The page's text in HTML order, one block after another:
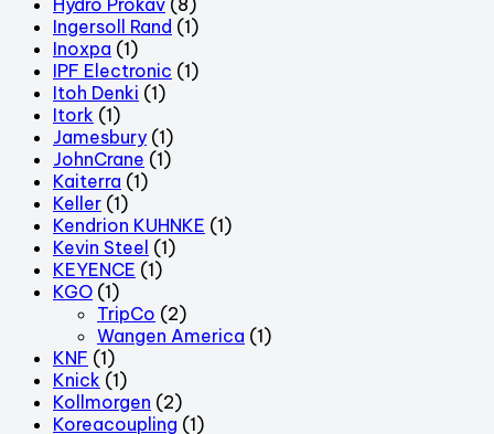
Ingersoll Rand (1)
Inoxpa (1)
IPF Electronic (1)
Itoh Denki (1)
Itork (1)
Jamesbury (1)
JohnCrane (1)
Kaiterra (1)
Keller (1)
Kendrion KUHNKE (1)
Kevin Steel (1)
KEYENCE (1)
KGO (1)
TripCo (2)
Wangen America (1)
KNF (1)
Knick (1)
Kollmorgen (2)
Koreacoupling (1)